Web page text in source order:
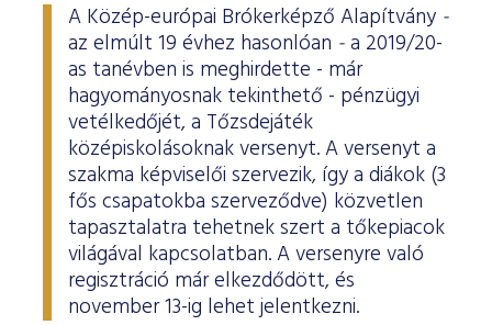
A Közép-európai Brókerképző Alapítvány -
az elmúlt 19 évhez hasonlóan -a 2019/20-
as tanévben is meghirdette - már
hagyományosnak tekinthető - pénzügyi
vetélkedőjét, a Tőzsdejáték
középiskolásoknak versenyt. A versenyt a
szakma képviselői szervezik, így a diákok (3
fős csapatokba szerveződve) közvetlen
tapasztalatra tehetnek szert a tőkepiacok
világával kapcsolatban. A versenyre való
regisztráció már elkezdődött, és
november 13-ig lehet jelentkezni.